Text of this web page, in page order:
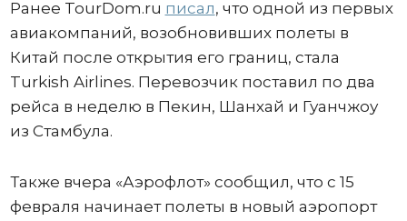
Ранее TourDom.ru писал, что одной из первых
авиакомпаний, возобновивших полеты в
Китай после открытия его границ, стала
Turkish Airlines. Перевозчик поставил по два
рейса в неделю в Пекин, Шанхай и Гуанчжоу
из Стамбула.
Также вчера «Аэрофлот» сообщил, что c 15
февраля начинает полеты в новый аэропорт